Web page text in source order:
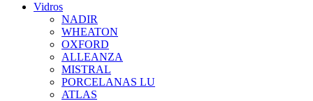
Vidros
NADIR
WHEATON
OXFORD
ALLEANZA
MISTRAL
PORCELANAS LU
ATLAS